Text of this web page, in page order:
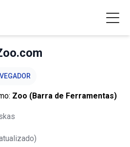
Zoo (Barra de Ferramentas)